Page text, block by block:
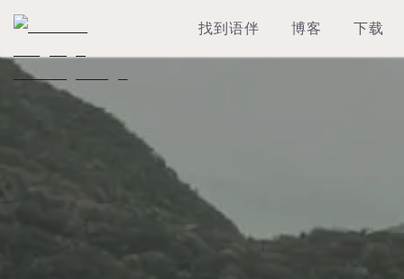
找到语伴 博客 下载